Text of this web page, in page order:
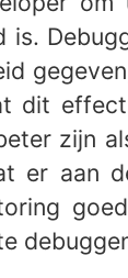
is.
dit
zijn
er aan